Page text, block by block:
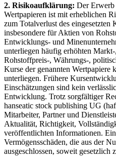
2. Risikoaufklärung: Der Erwerb
Wertpapieren ist mit erheblichen
zum Totalverlust des
insbesondere für Aktien von
Entwicklungs- und
unterliegen häufig erhöhten
Rohstoffpreis-, Währungs-,
Kurse der genannten Wertpapiere
unterliegen. Frühere
Einschätzungen sind kein
Entwicklung. Trotz sorgfältiger
hanseatic stock publishing UG
Mitarbeiter, Partner und
Aktualität, Richtigkeit,
veröffentlichten Informationen.
Vermögensschäden, die aus der
ausgeschlossen, soweit gesetzlich